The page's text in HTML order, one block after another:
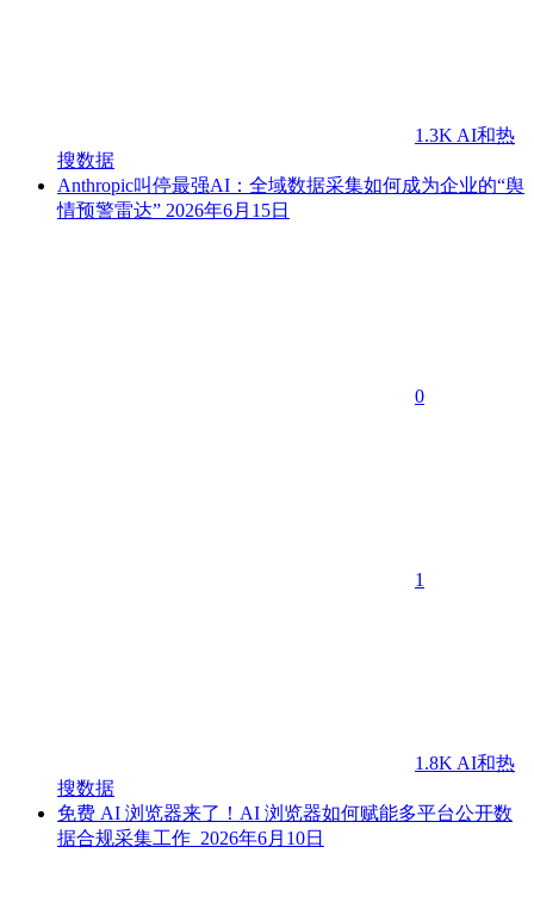
1.3K AI和热
搜数据
Anthropic叫停最强AI：全域数据采集如何成为企业的“舆
情预警雷达” 2026年6月15日
0
1
1.8K AI和热
搜数据
免费 AI 浏览器来了！AI 浏览器如何赋能多平台公开数
据合规采集工作 2026年6月10日